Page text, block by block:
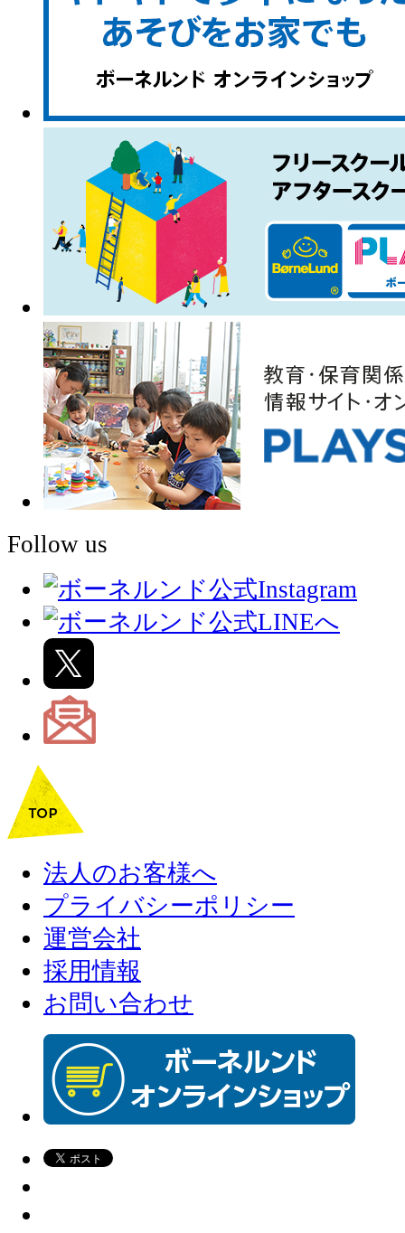
Follow us
法人のお客様へ
プライバシーポリシー
運営会社
採用情報
お問い合わせ